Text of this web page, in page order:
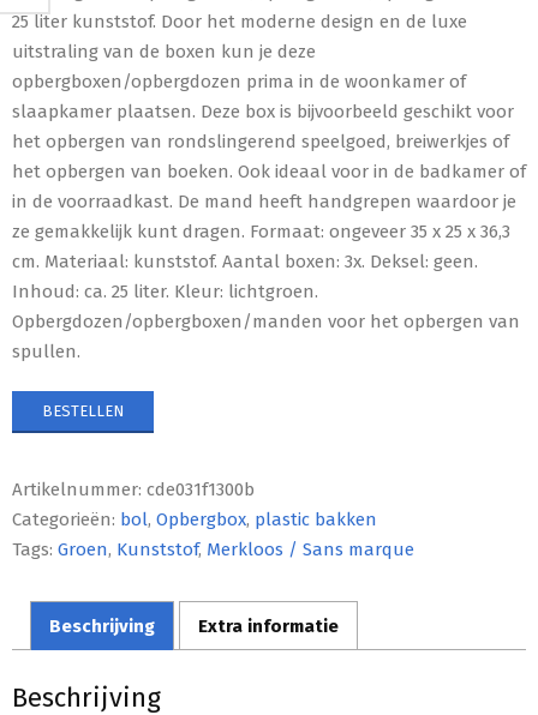
25 liter kunststof. Door het moderne design en de luxe
uitstraling van de boxen kun je deze
opbergboxen/opbergdozen prima in de woonkamer of
slaapkamer plaatsen. Deze box is bijvoorbeeld geschikt voor
het opbergen van rondslingerend speelgoed, breiwerkjes of
het opbergen van boeken. Ook ideaal voor in de badkamer of
in de voorraadkast. De mand heeft handgrepen waardoor je
ze gemakkelijk kunt dragen. Formaat: ongeveer 35 x 25 x 36,3
cm. Materiaal: kunststof. Aantal boxen: 3x. Deksel: geen.
Inhoud: ca. 25 liter. Kleur: lichtgroen.
Opbergdozen/opbergboxen/manden voor het opbergen van
spullen.
BESTELLEN
Artikelnummer: cde031f1300b
Categorieën: bol, Opbergbox, plastic bakken
Tags: Groen, Kunststof, Merkloos / Sans marque
Beschrijving Extra informatie
Beschrijving